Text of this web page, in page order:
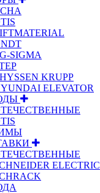
SIGMA
KRUPP
ELEVATOR
ELECTRIC